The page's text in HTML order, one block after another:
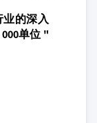
的深入
单位 "